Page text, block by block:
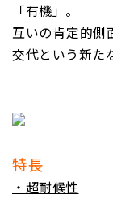
「有機」。
互いの肯定的側
交代という新た
特長
・超耐候性